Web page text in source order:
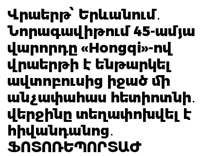
Վրաերթ՝ Երևանում․
Նորագավիթում 45-ամյա
վարորդը «Hongqi»-ով
վրաերթի է ենթարկել
ավտոբուսից իջած մի
անչափահաս հետիոտնի․
վերջինը տեղափոխվել է
հիվանդանոց․
ՖՈՏՈՌԵՊՈՐՏԱԺ